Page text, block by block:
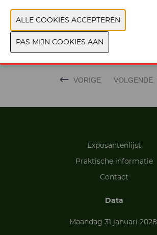
FOTO'S
MERK
VORIGE VOLGENDE
Exposantenlijst
Praktische informatie
Contact
Data
Maandag 31 januari 2028